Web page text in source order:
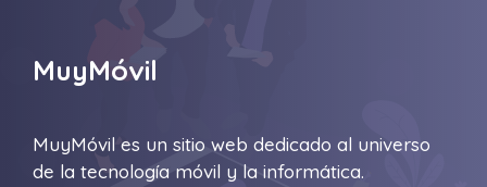
MuyMóvil
MuyMóvil es un sitio web dedicado al universo
de la tecnología móvil y la informática.